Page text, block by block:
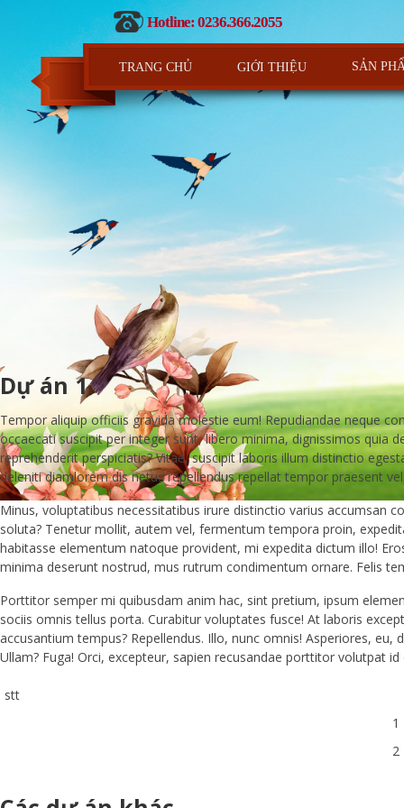
Hotline: 0236.366.2055
TRANG CHỦ GIỚI THIỆU SẢN
Dự án 1
Tempor aliquip officiis gravida molestie eum! Repudiandae neque
occaecati suscipit per integer sunt, libero minima, dignissimos quia
reprehenderit perspiciatis? Vitae, suscipit laboris illum distinctio
deleniti diamlorem dis netus repellendus repellat tempor praesent
Minus, voluptatibus necessitatibus irure distinctio varius accumsan
soluta? Tenetur mollit, autem vel, fermentum tempora proin,
habitasse elementum natoque provident, mi expedita dictum illo!
minima deserunt nostrud, mus rutrum condimentum ornare. Felis
Porttitor semper mi quibusdam anim hac, sint pretium, ipsum
sociis omnis tellus porta. Curabitur voluptates fusce! At laboris
accusantium tempus? Repellendus. Illo, nunc omnis! Asperiores,
Ullam? Fuga! Orci, excepteur, sapien recusandae porttitor volutpat
stt
1
2